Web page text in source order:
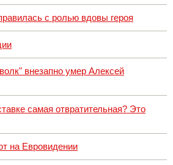
с ролью вдовы героя
внезапно умер Алексей
самая отвратительная? Это
на Евровидении